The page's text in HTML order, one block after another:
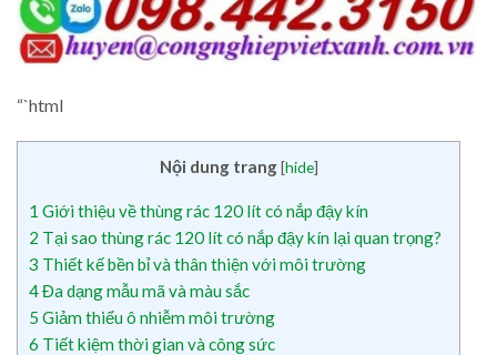
“`html
Nội dung trang [hide]
1 Giới thiệu về thùng rác 120 lít có nắp đậy kín
2 Tại sao thùng rác 120 lít có nắp đậy kín lại quan trọng?
3 Thiết kế bền bỉ và thân thiện với môi trường
4Đa dạng mẫu mã và màu sắc
5 Giảm thiểu ô nhiễm môi trường
6 Tiết kiệm thời gian và công sức